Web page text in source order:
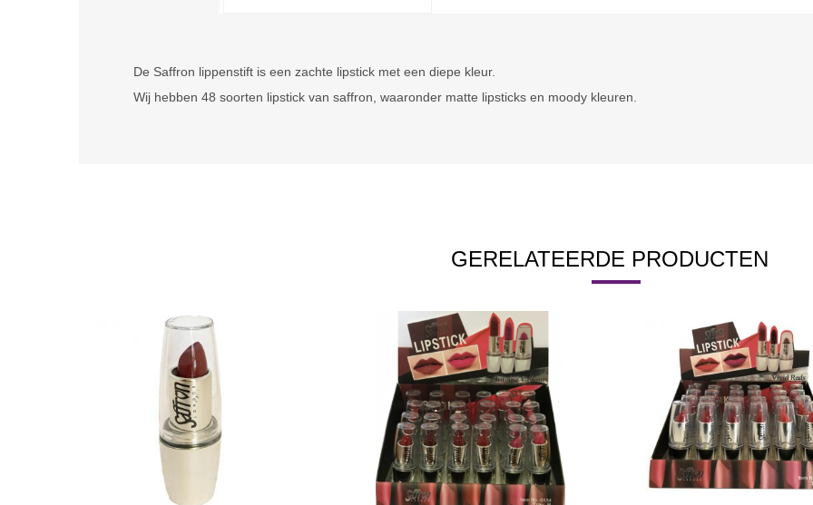
De Saffron lippenstift is een zachte lipstick met een diepe kleur.
Wij hebben 48 soorten lipstick van saffron, waaronder matte lipsticks en moody kleuren.
GERELATEERDE PRODUCTEN